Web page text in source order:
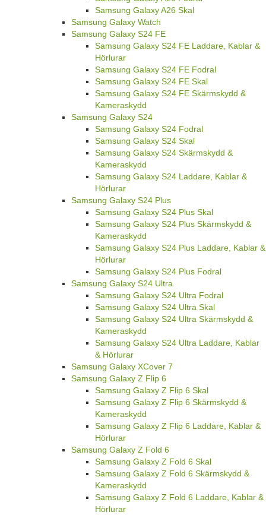
Samsung Galaxy A26 Skal
Samsung Galaxy Watch
Samsung Galaxy S24 FE
Samsung Galaxy S24 FE Laddare, Kablar &
Hörlurar
Samsung Galaxy S24 FE Fodral
Samsung Galaxy S24 FE Skal
Samsung Galaxy S24 FE Skärmskydd &
Kameraskydd
Samsung Galaxy S24
Samsung Galaxy S24 Fodral
Samsung Galaxy S24 Skal
Samsung Galaxy S24 Skärmskydd &
Kameraskydd
Samsung Galaxy S24 Laddare, Kablar &
Hörlurar
Samsung Galaxy S24 Plus
Samsung Galaxy S24 Plus Skal
Samsung Galaxy S24 Plus Skärmskydd &
Kameraskydd
Samsung Galaxy S24 Plus Laddare, Kablar &
Hörlurar
Samsung Galaxy S24 Plus Fodral
Samsung Galaxy S24 Ultra
Samsung Galaxy S24 Ultra Fodral
Samsung Galaxy S24 Ultra Skal
Samsung Galaxy S24 Ultra Skärmskydd &
Kameraskydd
Samsung Galaxy S24 Ultra Laddare, Kablar
& Hörlurar
Samsung Galaxy XCover 7
Samsung Galaxy Z Flip 6
Samsung Galaxy Z Flip 6 Skal
Samsung Galaxy Z Flip 6 Skärmskydd &
Kameraskydd
Samsung Galaxy Z Flip 6 Laddare, Kablar &
Hörlurar
Samsung Galaxy Z Fold 6
Samsung Galaxy Z Fold 6 Skal
Samsung Galaxy Z Fold 6 Skärmskydd &
Kameraskydd
Samsung Galaxy Z Fold 6 Laddare, Kablar &
Hörlurar